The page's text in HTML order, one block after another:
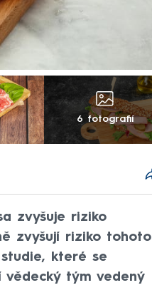
6 fotografií
zvyšuje riziko
zvyšují riziko tohoto
které se
tým vedený